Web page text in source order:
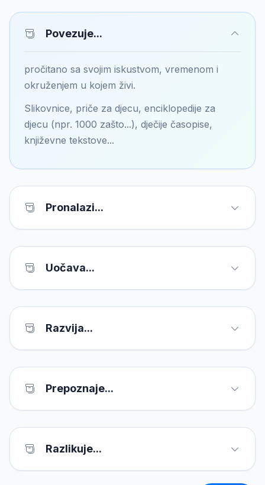
Povezuje...
pročitano sa svojim iskustvom, vremenom i
okruženjem u kojem živi.
Slikovnice, priče za djecu, enciklopedije za
djecu (npr. 1000 zašto...), dječije časopise,
književne tekstove...
Pronalazi...
Uočava...
Razvija...
Prepoznaje...
Razlikuje...